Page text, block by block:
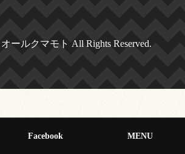
ールクマモト All Rights Reserved.
Facebook MENU